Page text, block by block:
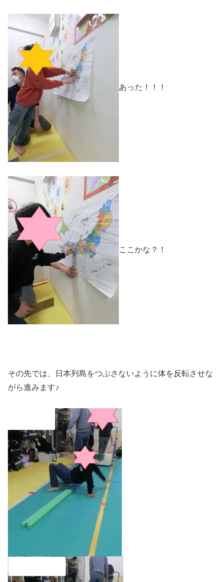
あった！！！
ここかな？！
その先では、日本列島をつぶさないように体を反転させな
がら進みます♪